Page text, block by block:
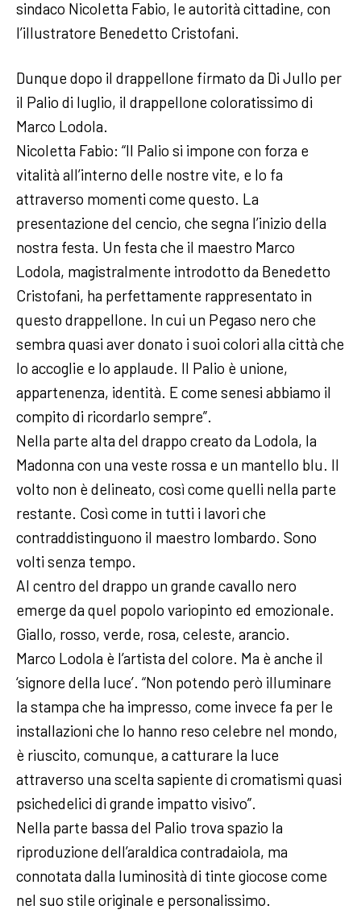
sindaco Nicoletta Fabio, le autorità cittadine, con
l’illustratore Benedetto Cristofani.
Dunque dopo il drappellone firmato da Di Jullo per
il Palio di luglio, il drappellone coloratissimo di
Marco Lodola.
Nicoletta Fabio: “Il Palio si impone con forza e
vitalità all’interno delle nostre vite, e lo fa
attraverso momenti come questo. La
presentazione del cencio, che segna l’inizio della
nostra festa. Un festa che il maestro Marco
Lodola, magistralmente introdotto da Benedetto
Cristofani, ha perfettamente rappresentato in
questo drappellone. In cui un Pegaso nero che
sembra quasi aver donato i suoi colori alla città che
lo accoglie e lo applaude. Il Palio è unione,
appartenenza, identità. E come senesi abbiamo il
compito di ricordarlo sempre”.
Nella parte alta del drappo creato da Lodola, la
Madonna con una veste rossa e un mantello blu. Il
volto non è delineato, così come quelli nella parte
restante. Così come in tutti i lavori che
contraddistinguono il maestro lombardo. Sono
volti senza tempo.
Al centro del drappo un grande cavallo nero
emerge da quel popolo variopinto ed emozionale.
Giallo, rosso, verde, rosa, celeste, arancio.
Marco Lodola è l’artista del colore. Ma è anche il
‘signore della luce’. “Non potendo però illuminare
la stampa che ha impresso, come invece fa per le
installazioni che lo hanno reso celebre nel mondo,
è riuscito, comunque, a catturare la luce
attraverso una scelta sapiente di cromatismi quasi
psichedelici di grande impatto visivo”.
Nella parte bassa del Palio trova spazio la
riproduzione dell’araldica contradaiola, ma
connotata dalla luminosità di tinte giocose come
nel suo stile originale e personalissimo.